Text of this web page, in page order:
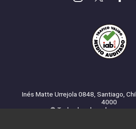
Inés Matte Urrejola 0848, Santiago,
4000
© Todos los derechos